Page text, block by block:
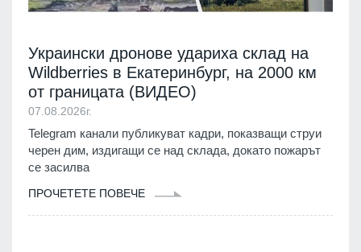
Украински дронове удариха склад на
Wildberries в Екатеринбург, на 2000 км
от границата (ВИДЕО)
07.08.2026г.
Telegram канали публикуват кадри, показващи струи
черен дим, издигащи се над склада, докато пожарът
се засилва
ПРОЧЕТЕТЕ ПОВЕЧЕ